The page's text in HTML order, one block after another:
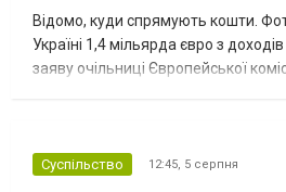
Відомо, куди спрямують кошти.
Україні 1,4 мільярда євро з
заяву очільниці Європейської
Суспільство 12:45, 5 серпня